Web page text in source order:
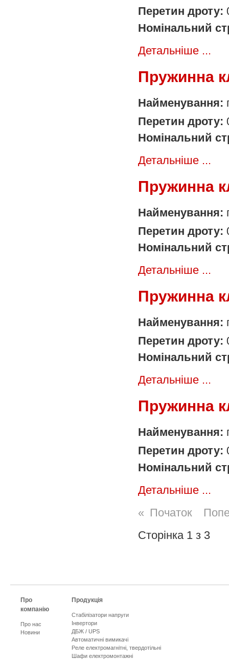
Перетин дроту:
Номінальний
Детальніше ...
Пружинна
Найменування:
Перетин дроту:
Номінальний
Детальніше ...
Пружинна
Найменування:
Перетин дроту:
Номінальний
Детальніше ...
Пружинна
Найменування:
Перетин дроту:
Номінальний
Детальніше ...
Пружинна
Найменування:
Перетин дроту:
Номінальний
Детальніше ...
« Початок
Сторінка 1 з 3
Про
компанію
Про нас
Новини
Продукція
Стабілізатори напруги
Інвертори
ДБЖ / UPS
Автоматичні вимикачі
Реле електромагнітні, твердотільні
Шафи електромонтажні